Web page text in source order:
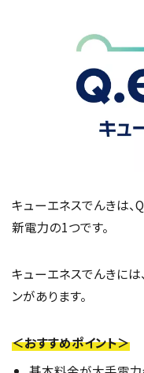
キューエネスでんきは
新電力の1つです。
キューエネスでんきには
ンがあります。
＜おすすめポイント＞